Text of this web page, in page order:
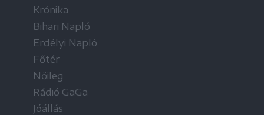
Krónika
Bihari Napló
Erdélyi Napló
Főtér
Nőileg
Rádió GaGa
Jóállás